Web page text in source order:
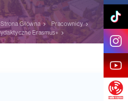
Strona Główna
Pracownicy
Erasmus+